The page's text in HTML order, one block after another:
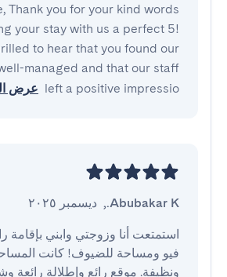
Thank you for your kind words
your stay with us a perfect 5!
to hear that you found our
managed and that our staff
left a positive impressio عرض
Abubakar K.
, ديسمبر ٢٠٢٥